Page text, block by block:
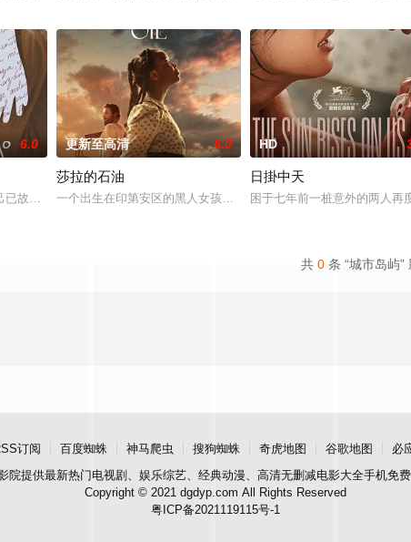
环杀人犯泳勋（郑成日 饰）提出特别采访后发生的故事。
6.0
已故父亲保守多年的秘密，于是从菲律宾前往西班牙去寻找父亲的禁忌之爱。
更新至高清 6.0
莎拉的石油
一个出生在印第安区的黑人女孩意外继承了一片充满石油的土地，
HD
日掛中天
困于七年前一桩意外的两人再
共 0 条 “城市岛屿”
订阅 百度蜘蛛 神马爬虫 搜狗蜘蛛 奇虎地图 谷歌地图
必
院提供最新热门电视剧、娱乐综艺、经典动漫、高清无删减电影大全手机免
Copyright © 2021 dgdyp.com All Rights Reserved
粤ICP备2021119115号-1